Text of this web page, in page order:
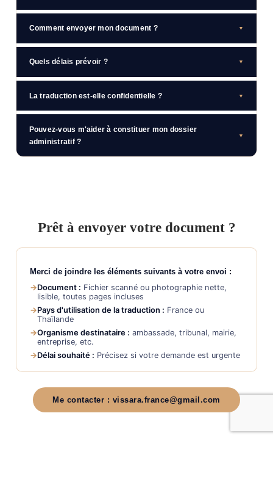
Comment envoyer mon document ? ▼
Quels délais prévoir ? ▼
La traduction est-elle confidentielle ? ▼
Pouvez-vous m'aider à constituer mon dossier
administratif ?
▼
Prêt à envoyer votre document ?
Merci de joindre les éléments suivants à votre envoi :
→Document : Fichier scanné ou photographie nette,
lisible, toutes pages incluses
→Pays d'utilisation de la traduction : France ou
Thaïlande
→Organisme destinataire : ambassade, tribunal, mairie,
entreprise, etc.
→Délai souhaité : Précisez si votre demande est urgente
Me contacter : vissara.france@gmail.com